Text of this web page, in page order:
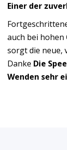
Einer der
auch bei hohen
sorgt die neue,
Danke Die
Wenden sehr